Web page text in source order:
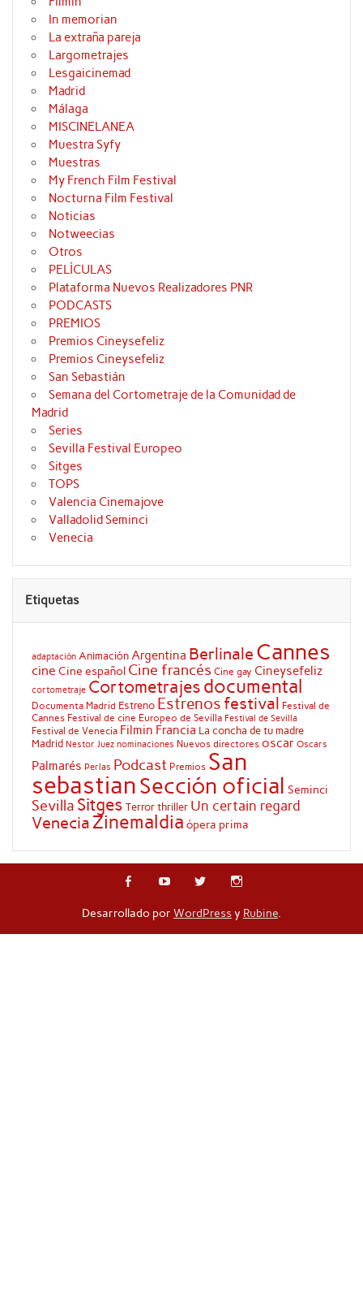
In memorian
La extraña pareja
Largometrajes
Lesgaicinemad
Madrid
Málaga
MISCINELANEA
Muestra Syfy
Muestras
My French Film Festival
Nocturna Film Festival
Noticias
Notweecias
Otros
PELÍCULAS
Plataforma Nuevos Realizadores PNR
PODCASTS
PREMIOS
Premios Cineysefeliz
Premios Cineysefeliz
San Sebastián
Semana del Cortometraje de la Comunidad de
Madrid
Series
Sevilla Festival Europeo
Sitges
TOPS
Valencia Cinemajove
Valladolid Seminci
Venecia
Etiquetas
adaptación AnimaciónArgentina Berlinale Cannes
cine Cine español Cine francés Cine gay Cineysefeliz
cortometraje Cortometrajes documental
Documenta Madrid Estreno Estrenos festival Festival de
Cannes Festival de cine Europeo de Sevilla Festival de Sevilla
Festival de Venecia Filmin Francia La concha de tu madre
Madrid Nestor Juez nominaciones Nuevos directores oscar Oscars
Palmarés Perlas Podcast Premios San
sebastianSección oficial Seminci
Sevilla Sitges Terrorthriller Un certain regard
Venecia Zinemaldia ópera prima
Desarrollado por WordPressy Rubine.